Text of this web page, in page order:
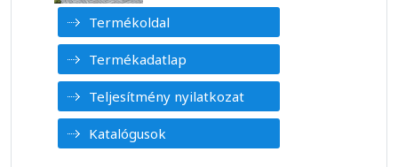
Termékoldal
Termékadatlap
Teljesítmény nyilatkozat
Katalógusok